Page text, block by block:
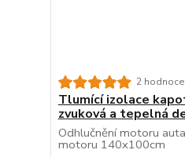
2
Tlumící izolace
zvuková a tepelná
Odhlučnění motoru
motoru 140x100cm